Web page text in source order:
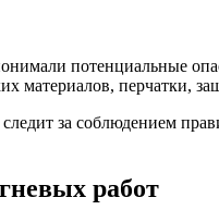
потенциальные
материалов, перчатки,
следит за соблюдением
работ